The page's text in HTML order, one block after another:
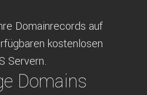
Domainrecords auf
kostenlosen
Servern.
Domains